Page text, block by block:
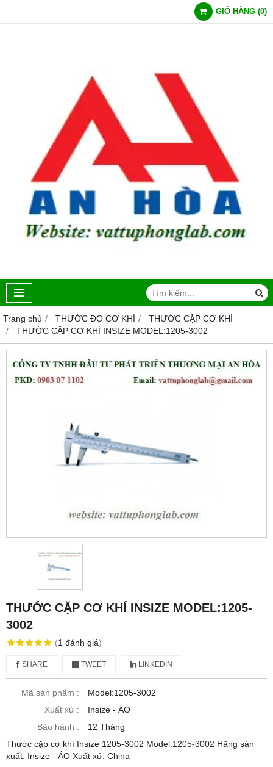
GIỎ HÀNG (0)
Trang chủ THƯỚC ĐO CƠ KHÍ
THƯỚC CẶP CƠ KHÍ
THƯỚC CẶP CƠ KHÍ INSIZE MODEL:1205-3002
THƯỚC CẶP CƠ KHÍ INSIZE MODEL:1205-
3002
(1 đánh giá)
SHARE TWEET LINKEDIN
Mã sản phẩm :
Model:1205-3002
Xuất xứ :
Insize - ÁO
Bảo hành :
12 Tháng
Thước cặp cơ khí Insize 1205-3002 Model:1205-3002 Hãng sản
xuất: Insize - ÁO Xuất xứ: China